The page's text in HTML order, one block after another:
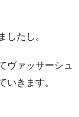
たし。
ヴァッサーシュ
きます。